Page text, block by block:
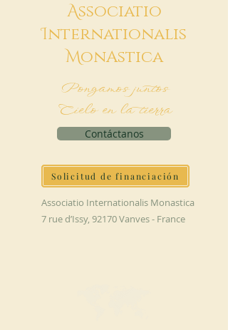
Associatio
Internationalis
MonAstica
Pongamos juntos
Cielo en la tierra
Contáctanos
Solicitud de financiación
Associatio Internationalis Monastica
7 rue d’Issy, 92170 Vanves - France